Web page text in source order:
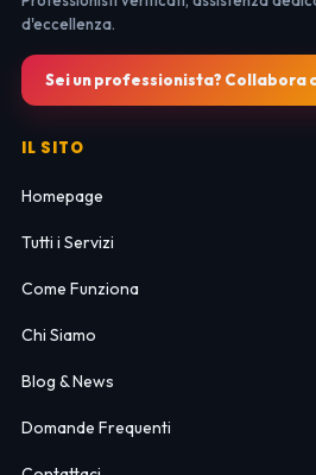
d'eccellenza.
Sei un professionista? Collabora
IL SITO
Homepage
Tutti i Servizi
Come Funziona
Chi Siamo
Blog & News
Domande Frequenti